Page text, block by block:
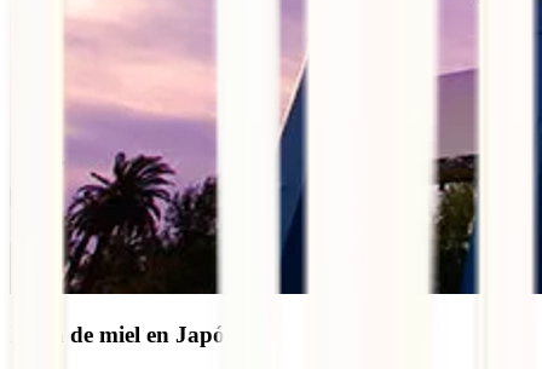
Luna de miel en Japón